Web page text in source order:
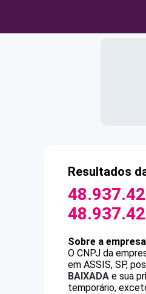
Resultados
Sobre a empresa
O CNPJ da
em ASSIS, SP,
BAIXADA e sua
temporário,